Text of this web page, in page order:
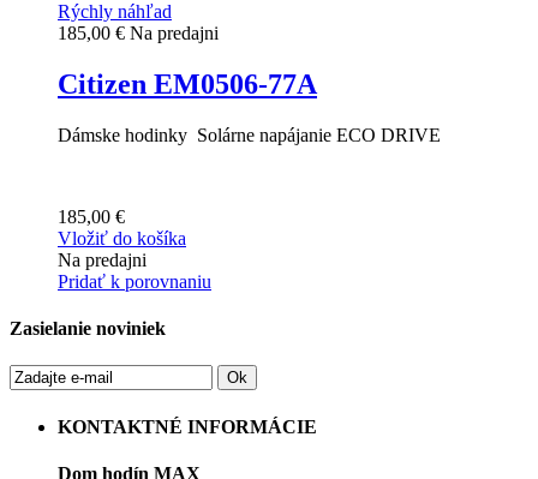
Rýchly náhľad
185,00 € Na predajni
Citizen EM0506-77A
Dámske hodinky Solárne napájanie ECO DRIVE
185,00 €
Vložiť do košíka
Na predajni
Pridať k porovnaniu
Zasielanie noviniek
Ok
KONTAKTNÉ INFORMÁCIE
Dom hodín MAX